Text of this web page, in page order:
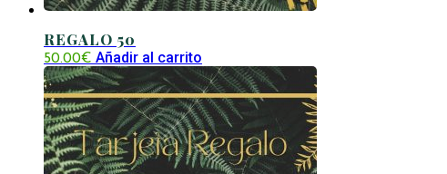
REGALO 50
50.00€ Añadir al carrito